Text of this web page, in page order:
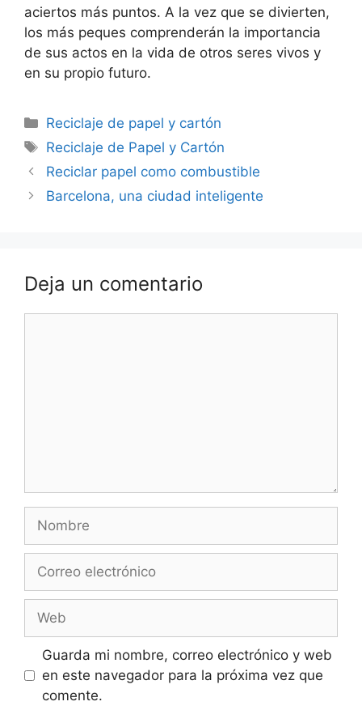
aciertos más puntos. A la vez que se divierten,
los más peques comprenderán la importancia
de sus actos en la vida de otros seres vivos y
en su propio futuro.
Categorías
Reciclaje de papel y cartón
Etiquetas
Reciclaje de Papel y Cartón
Reciclar papel como combustible
Barcelona, una ciudad inteligente
Deja un comentario
electrónico
Guarda mi nombre, correo electrónico y web
en este navegador para la próxima vez que
comente.